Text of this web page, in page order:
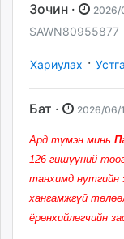
Зочин · 2026/
SAWN80955877
Хариулах ·
Бат · 2026/06/
Ард түмэн минь
126 гишүүний
танхимд нутгийн
хангамжгүй
ёрөнхийлөгчийн